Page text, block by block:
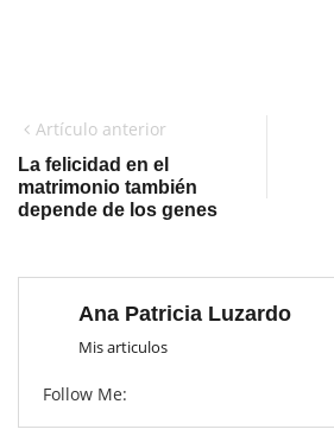
Artículo anterior
La felicidad en el
matrimonio también
depende de los genes
Ana Patricia Luzardo
Mis articulos
Follow Me: